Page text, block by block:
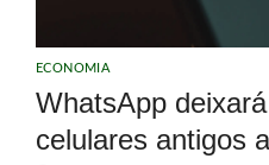
ECONOMIA
WhatsApp
celulares antigos